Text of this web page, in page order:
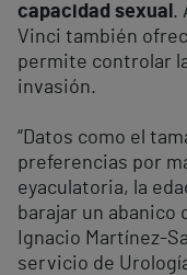
capacidad sexual .
Vinci también
permite controlar
invasión.
“Datos como el
preferencias por
eyaculatoria, la
barajar un abanico
Ignacio Martínez-
servicio de